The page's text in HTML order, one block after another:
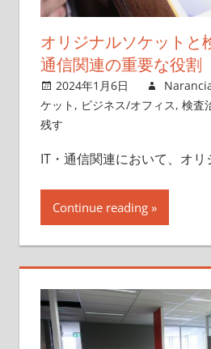
オリジナルソケットと
通信関連の重要な役割
2024年1月6日
ケット , ビジネス/オフィス, 検査
残す
IT・通信関連において、オリ
Continue reading